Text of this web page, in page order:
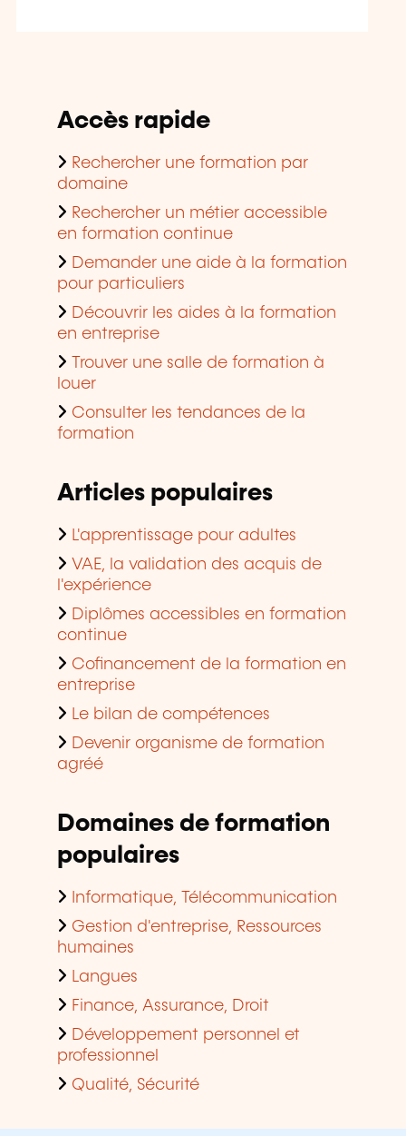
Accès rapide
Rechercher une formation par
domaine
Rechercher un métier accessible
en formation continue
Demander une aide à la formation
pour particuliers
Découvrir les aides à la formation
en entreprise
Trouver une salle de formation à
louer
Consulter les tendances de la
formation
Articles populaires
L'apprentissage pour adultes
VAE, la validation des acquis de
l'expérience
Diplômes accessibles en formation
continue
Cofinancement de la formation en
entreprise
Le bilan de compétences
Devenir organisme de formation
agréé
Domaines de formation
populaires
Informatique, Télécommunication
Gestion d'entreprise, Ressources
humaines
Langues
Finance, Assurance, Droit
Développement personnel et
professionnel
Qualité, Sécurité